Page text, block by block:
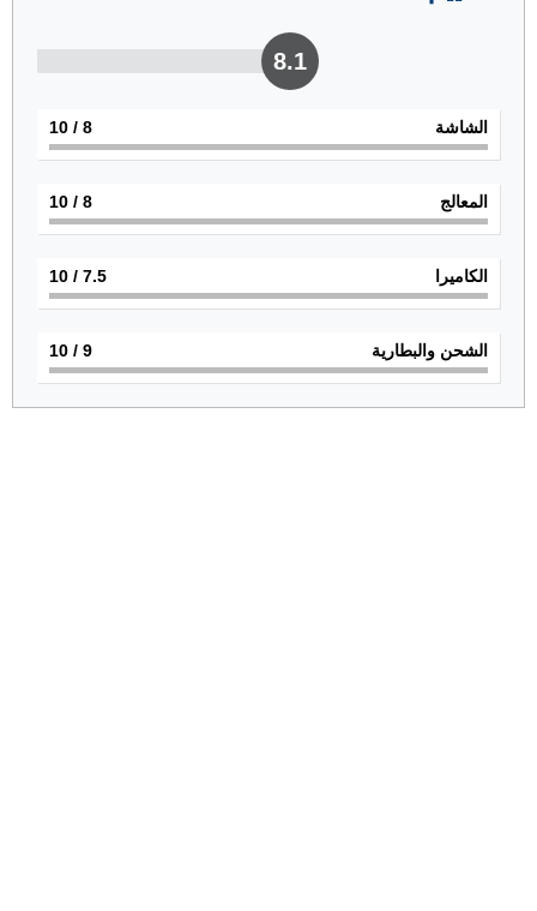
8.1
الشاشة 8
/ 10
المعالج 8
/ 10
الكاميرا 7.5
/ 10
الشحن والبطارية 9
/ 10